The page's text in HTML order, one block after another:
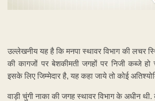
उल्लेखनीय यह है कि मनपा स्थावर विभाग की लचर
की कागजों पर बेशकीमती जगहों पर निजी कब्जे हो
इसके लिए जिम्मेदार है, यह कहा जाये तो कोई
वाड़ी चुंगी नाका की जगह स्थावर विभाग के अधीन